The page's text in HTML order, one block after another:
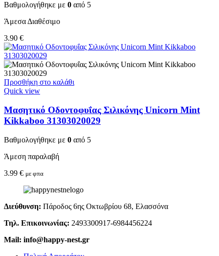
Βαθμολογήθηκε με 0 από 5
Άμεσα Διαθέσιμο
3.90 €
Προσθήκη στο καλάθι
Quick view
Μασητικό Οδοντοφυΐας Σιλικόνης Unicorn Mint
Kikkaboo 31303020029
Βαθμολογήθηκε με 0 από 5
Άμεση παραλαβή
3.99 € με φπα
Διεύθυνση: Πάροδος 6ης Οκτωβρίου 68, Ελασσόνα
Τηλ. Επικοινωνίας: 2493300917-6984456224
Mail: info@happy-nest.gr